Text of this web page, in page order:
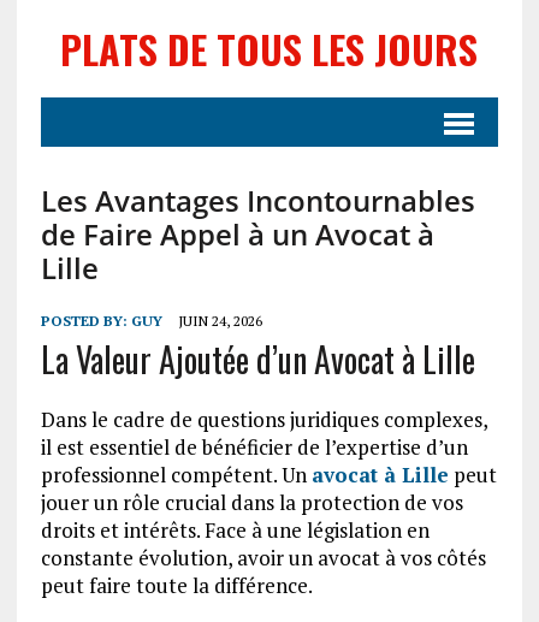
PLATS DE TOUS LES JOURS
Les Avantages Incontournables
de Faire Appel à un Avocat à
Lille
POSTED BY: GUY JUIN 24, 2026
La Valeur Ajoutée d’un Avocat à Lille
Dans le cadre de questions juridiques complexes,
il est essentiel de bénéficier de l’expertise d’un
professionnel compétent. Un avocat à Lille peut
jouer un rôle crucial dans la protection de vos
droits et intérêts. Face à une législation en
constante évolution, avoir un avocat à vos côtés
peut faire toute la différence.